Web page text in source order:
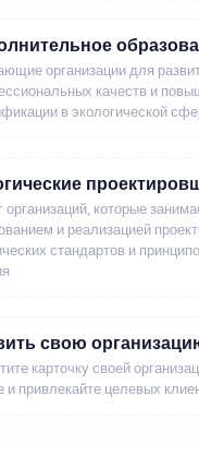
организации для
качеств и
в экологической
организаций, которые
и реализацией
стандартов и
свою
карточку своей
и привлекайте целевых